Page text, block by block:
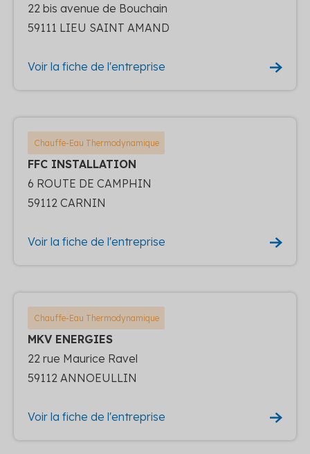
22 bis avenue de Bouchain
59111 LIEU SAINT AMAND
Voir la fiche de l'entreprise
Chauffe-Eau Thermodynamique
FFC INSTALLATION
6 ROUTE DE CAMPHIN
59112 CARNIN
Voir la fiche de l'entreprise
Chauffe-Eau Thermodynamique
MKV ENERGIES
22 rue Maurice Ravel
59112 ANNOEULLIN
Voir la fiche de l'entreprise